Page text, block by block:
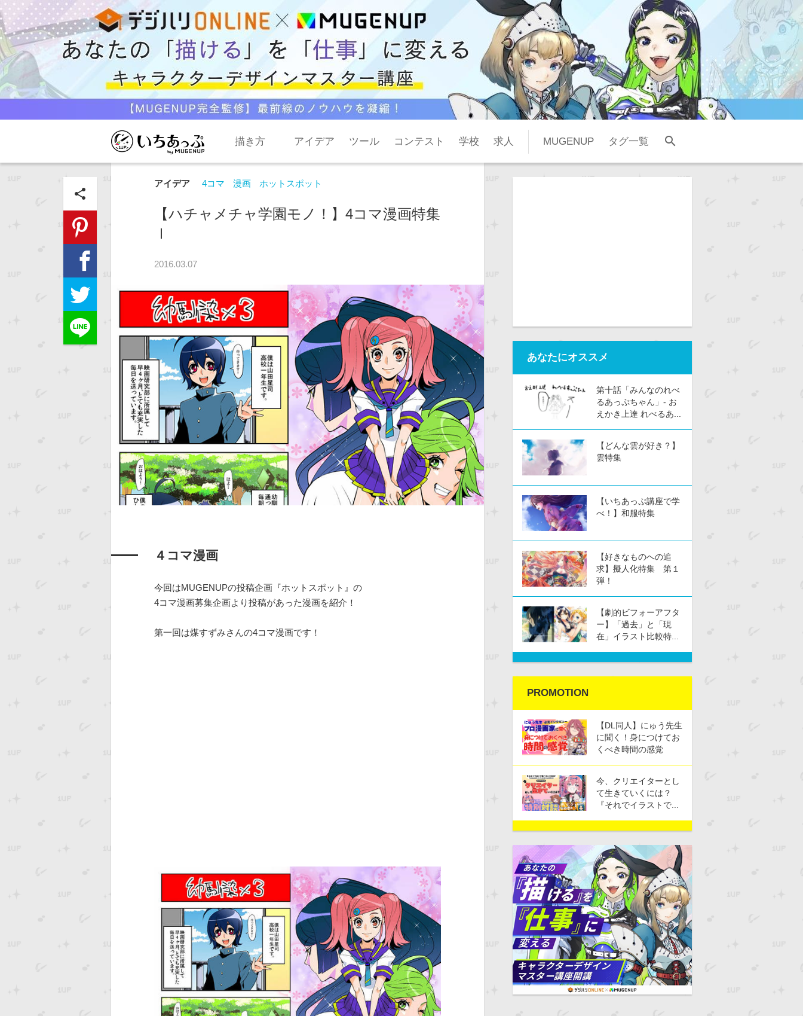
描き方 アイデア ツール コンテスト 学校 求人 MUGENUP タグ一覧 search
アイデア 4コマ 漫画 ホットスポット
【ハチャメチャ学園モノ！】4コマ漫画特集
Ⅰ
2016.03.07
４コマ漫画
今回はMUGENUPの投稿企画『ホットスポット』の
4コマ漫画募集企画より投稿があった漫画を紹介！
第一回は煤すずみさんの4コマ漫画です！
あなたにオススメ
第十話「みんなのれべ
るあっぷちゃん」- お
えかき上達 れべるあ...
【どんな雲が好き？】
雲特集
【いちあっぷ講座で学
べ！】和服特集
【好きなものへの追
求】擬人化特集 第１
弾！
【劇的ビフォーアフタ
ー】「過去」と「現
在」イラスト比較特...
PROMOTION
【DL同人】にゅう先生
に聞く！身につけてお
くべき時間の感覚
今、クリエイターとし
て生きていくには？
『それでイラストで...
share